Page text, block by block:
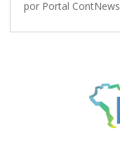
por Portal ContNews